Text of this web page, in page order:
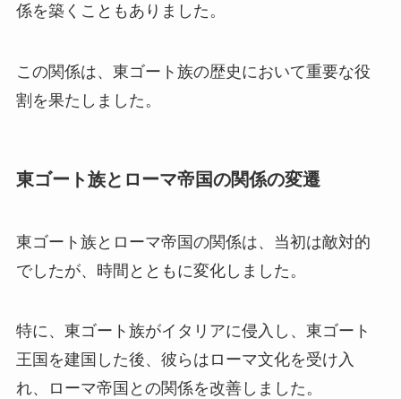
係を築くこともありました。
この関係は、東ゴート族の歴史において重要な役
割を果たしました。
東ゴート族とローマ帝国の関係の変遷
東ゴート族とローマ帝国の関係は、当初は敵対的
でしたが、時間とともに変化しました。
特に、東ゴート族がイタリアに侵入し、東ゴート
王国を建国した後、彼らはローマ文化を受け入
れ、ローマ帝国との関係を改善しました。